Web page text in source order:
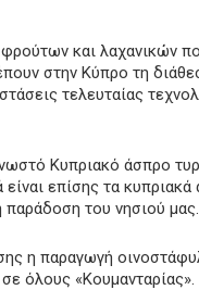
και
στην Κύπρο τη
τελευταίας
Κυπριακό άσπρο
επίσης τα
παράδοση του νησιού μας.
η παραγωγή
όλους «Κουμανταρίας».